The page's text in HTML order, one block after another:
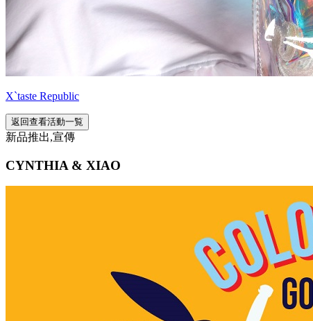
X`taste Republic
返回查看活動一覧
新品推出,宣傳
CYNTHIA & XIAO